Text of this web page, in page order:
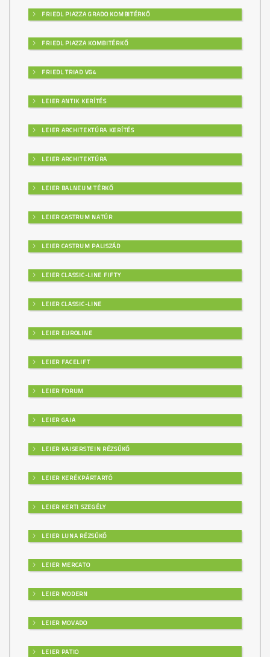
FRIEDL PIAZZA GRADO KOMBITÉRKŐ
FRIEDL PIAZZA KOMBITÉRKŐ
FRIEDL TRIAD VG4
LEIER ANTIK KERÍTÉS
LEIER ARCHITEKTÚRA KERÍTÉS
LEIER ARCHITEKTÚRA
LEIER BALNEUM TÉRKŐ
LEIER CASTRUM NATÚR
LEIER CASTRUM PALISZÁD
LEIER CLASSIC-LINE FIFTY
LEIER CLASSIC-LINE
LEIER EUROLINE
LEIER FACELIFT
LEIER FORUM
LEIER GAIA
LEIER KAISERSTEIN RÉZSŰKŐ
LEIER KERÉKPÁRTARTÓ
LEIER KERTI SZEGÉLY
LEIER LUNA RÉZSŰKŐ
LEIER MERCATO
LEIER MODERN
LEIER MOVADO
LEIER PATIO